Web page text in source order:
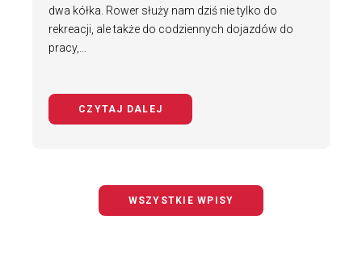
dwa kółka. Rower służy nam dziś nie tylko do
rekreacji, ale także do codziennych dojazdów do
pracy,…
CZYTAJ DALEJ
WSZYSTKIE WPISY